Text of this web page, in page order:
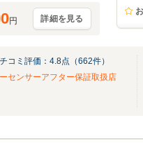
円 詳細を見る
コミ評価： 4.8点（662件）
センサーアフター保証取扱店